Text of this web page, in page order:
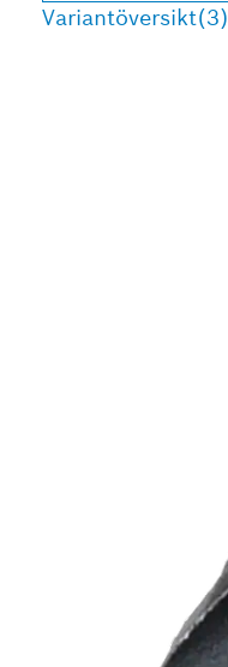
Variantöversikt(3)